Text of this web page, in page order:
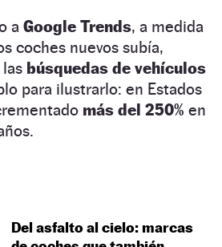
a Google Trends, a medida
coches nuevos subía,
búsquedas de vehículos
para ilustrarlo: en Estados
más del 250% en
Del asfalto al cielo: marcas